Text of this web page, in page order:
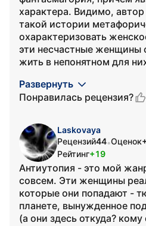
характера. Видимо,
такой истории
охарактеризовать
эти несчастные женщины
жить в непонятном для
Развернуть
Понравилась рецензия?
Laskovaya
Рецензий44•Оценок
Рейтинг+19
Антиутопия - это мой
совсем. Эти женщины
которые они попадают -
планете, вынужденное
(а они здесь откуда?